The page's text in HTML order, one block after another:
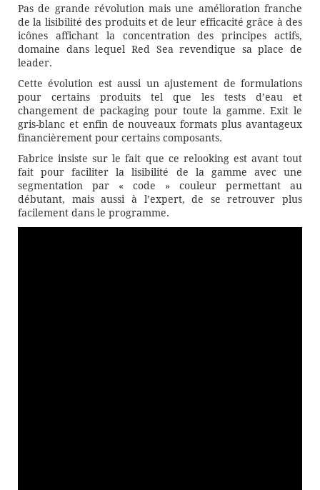
Pas de grande révolution mais une amélioration franche
de la lisibilité des produits et de leur efficacité grâce à des
icônes affichant la concentration des principes actifs,
domaine dans lequel Red Sea revendique sa place de
leader.
Cette évolution est aussi un ajustement de formulations
pour certains produits tel que les tests d’eau et
changement de packaging pour toute la gamme. Exit le
gris-blanc et enfin de nouveaux formats plus avantageux
financièrement pour certains composants.
Fabrice insiste sur le fait que ce relooking est avant tout
fait pour faciliter la lisibilité de la gamme avec une
segmentation par « code » couleur permettant au
débutant, mais aussi à l’expert, de se retrouver plus
facilement dans le programme.